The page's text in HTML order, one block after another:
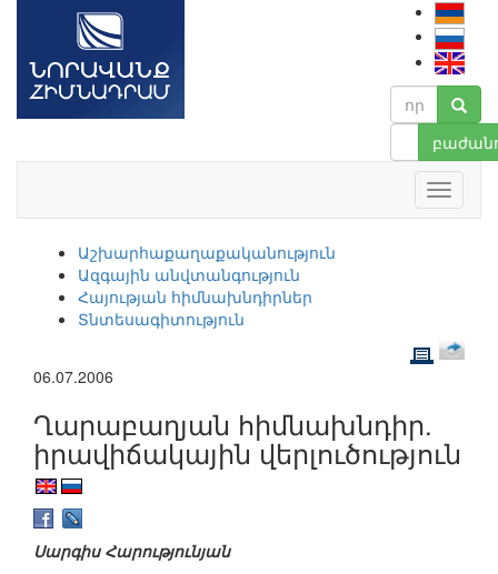
Աշխարհաքաղաքականություն
Ազգային անվտանգություն
Հայության հիմնախնդիրներ
Տնտեսագիտություն
06.07.2006
Ղարաբաղյան հիմնախնդիր.
իրավիճակային վերլուծություն
Սարգիս Հարությունյան